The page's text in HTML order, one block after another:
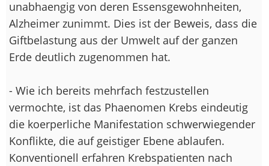
unabhaengig von deren Essensgewohnheiten,
Alzheimer zunimmt. Dies ist der Beweis, dass die
Giftbelastung aus der Umwelt auf der ganzen
Erde deutlich zugenommen hat.
- Wie ich bereits mehrfach festzustellen
vermochte, ist das Phaenomen Krebs eindeutig
die koerperliche Manifestation schwerwiegender
Konflikte, die auf geistiger Ebene ablaufen.
Konventionell erfahren Krebspatienten nach